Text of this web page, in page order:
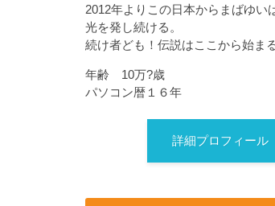
2012年よりこの日本からまばゆい
光を発し続ける。
続け者ども！伝説はここから始ま
年齢 10万?歳
パソコン暦１６年
詳細プロフィール